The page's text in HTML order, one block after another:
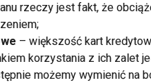
rzeczy jest fakt, że
– większość kart
korzystania z ich zalet
możemy wymienić na